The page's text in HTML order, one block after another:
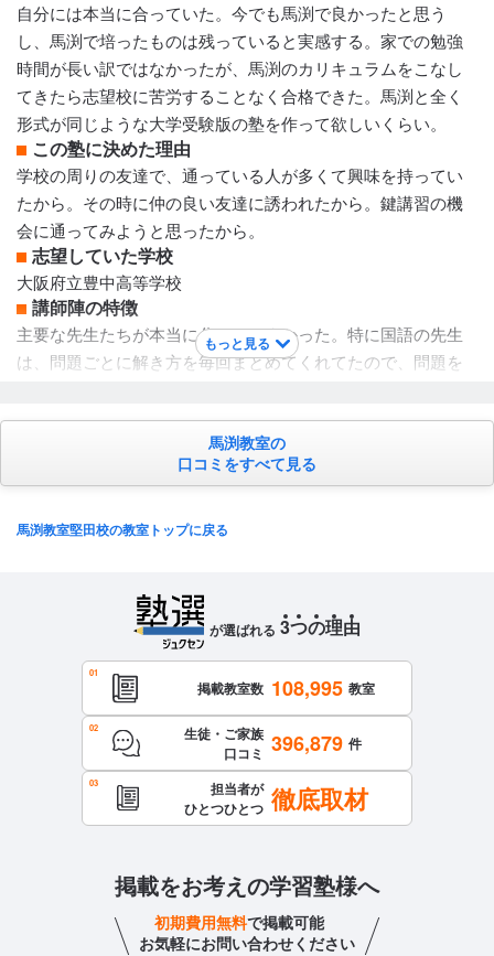
から何をやるか見返せますよ！！！！
保護者への連絡手段
電話連絡 / メール連絡 / 塾専用アプリ
アクセス・周りの環境
駅のすぐ近くでとてもいいです！
自分には本当に合っていた。今でも馬渕で良かったと思う
し、馬渕で培ったものは残っていると実感する。家での勉強
時間が長い訳ではなかったが、馬渕のカリキュラムをこなし
てきたら志望校に苦労することなく合格できた。馬渕と全く
形式が同じような大学受験版の塾を作って欲しいくらい。
この塾に決めた理由
学校の周りの友達で、通っている人が多くて興味を持ってい
たから。その時に仲の良い友達に誘われたから。鍵講習の機
会に通ってみようと思ったから。
志望していた学校
大阪府立豊中高等学校
講師陣の特徴
主要な先生たちが本当に分かりやすかった。特に国語の先生
は、問題ごとに解き方を毎回まとめてくれてたので、問題を
周りの人と同じくらいまたはそれ以上点数を取れるようにな
カリキュラムについて
た。進むのは早いけれど、教え方がわかりやすく、難しいと
なテストではわからないところが明確になってよかった
保護者への連絡手段
塾専用アプリ
アクセス・周りの環境
自転車で通いやすい場所にあり、自習室にも気軽に行くこと
ができた。また、雨の時も親が送り迎えしてくれたが、自分
でも行ける距離だったため、通塾で困ることはなく、通いや
すかった。
もっと見る
馬渕教室の
口コミをすべて見る
馬渕教室堅田校の教室トップに戻る
が選ばれる 3つの理由
掲載教室数 108,995 教室
生徒・ご家族
口コミ 396,879 件
担当者が
ひとつひとつ 徹底取材
掲載をお考えの学習塾様へ
初期費用無料で掲載可能
お気軽にお問い合わせください